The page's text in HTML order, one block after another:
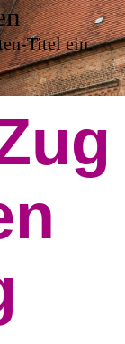
Titel ein.